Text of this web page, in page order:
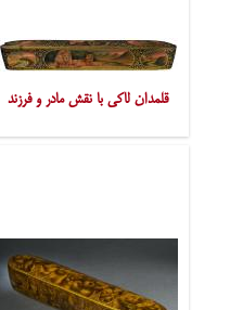
قلمدان لاکی با نقش مادر و فرزند